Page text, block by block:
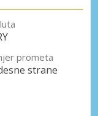
prometa
strane